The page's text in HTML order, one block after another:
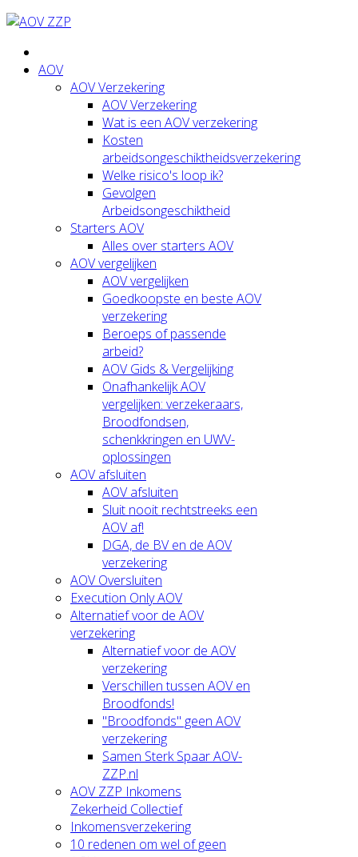
AOV
AOV Verzekering
AOV Verzekering
Wat is een AOV verzekering
Kosten
arbeidsongeschiktheidsverzekering
Welke risico's loop ik?
Gevolgen
Arbeidsongeschiktheid
Starters AOV
Alles over starters AOV
AOV vergelijken
AOV vergelijken
Goedkoopste en beste AOV
verzekering
Beroeps of passende
arbeid?
AOV Gids & Vergelijking
Onafhankelijk AOV
vergelijken: verzekeraars,
Broodfondsen,
schenkkringen en UWV-
oplossingen
AOV afsluiten
AOV afsluiten
Sluit nooit rechtstreeks een
AOV af!
DGA, de BV en de AOV
verzekering
AOV Oversluiten
Execution Only AOV
Alternatief voor de AOV
verzekering
Alternatief voor de AOV
verzekering
Verschillen tussen AOV en
Broodfonds!
"Broodfonds" geen AOV
verzekering
Samen Sterk Spaar AOV-
ZZP.nl
AOV ZZP Inkomens
Zekerheid Collectief
Inkomensverzekering
10 redenen om wel of geen